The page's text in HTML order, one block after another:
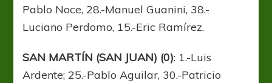
Pablo Noce, 28.-Manuel Guanini, 38.-
Luciano Perdomo, 15.-Eric Ramírez.
SAN MARTÍN (SAN JUAN) (0): 1.-Luis
Ardente; 25.-Pablo Aguilar, 30.-Patricio